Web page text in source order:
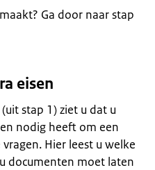
Ga door naar stap
eisen
stap 1) ziet u dat u
nodig heeft om een
Hier leest u welke
documenten moet laten